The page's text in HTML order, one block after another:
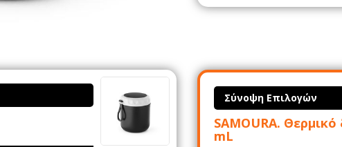
Σύνοψη Επιλογών
SAMOURA.
mL